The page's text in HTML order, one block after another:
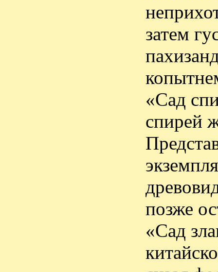
затем
«Сад
спирей
позже
«Сад